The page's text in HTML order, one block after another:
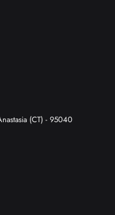
(CT) - 95040